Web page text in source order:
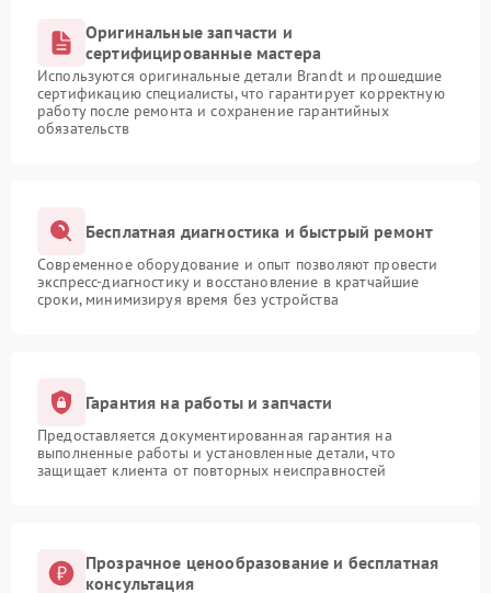
Оригинальные запчасти и
сертифицированные мастера
Используются оригинальные детали Brandt и прошедшие
сертификацию специалисты, что гарантирует корректную
работу после ремонта и сохранение гарантийных
обязательств
Бесплатная диагностика и быстрый ремонт
Современное оборудование и опыт позволяют провести
экспресс-диагностику и восстановление в кратчайшие
сроки, минимизируя время без устройства
Гарантия на работы и запчасти
Предоставляется документированная гарантия на
выполненные работы и установленные детали, что
защищает клиента от повторных неисправностей
Прозрачное ценообразование и бесплатная
консультация